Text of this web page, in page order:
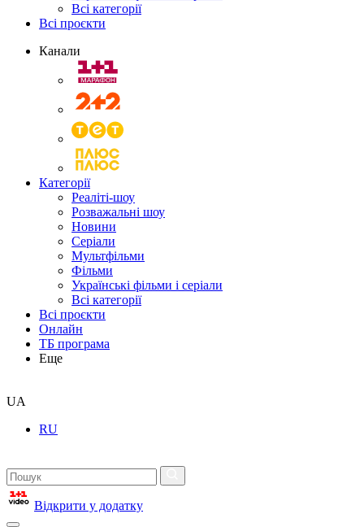
Всі категорії
Всі проєкти
Канали
Категорії
Реаліті-шоу
Розважальні шоу
Новини
Серіали
Мультфільми
Фільми
Українські фільми і серіали
Всі категорії
Всі проєкти
Онлайн
ТБ програма
Еще
UA
RU
Відкрити у додатку